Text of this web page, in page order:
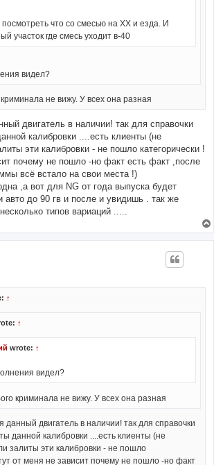
посмотреть что со смесью на ХХ и езда. И
участок где смесь уходит в-40
видел?
не вижу. У всех она разная
двигатель в наличии! так для справочки
калибровки ....есть клиенты (не
эти калибровки - не пошло категорически !
почему не пошло -но факт есть факт ,после
всё встало на свои места !)
,а вот для NG от года выпуска будет
авто до 90 гв и после и увидишь . так же
типов вариаций .....
↑
↑
wrote: ↑
видел?
криминала не вижу. У всех она разная
данный двигатель в наличии! так для справочки
данной калибровки ....есть клиенты (не
залиты эти калибровки - не пошло
от меня не зависит почему не пошло -но факт